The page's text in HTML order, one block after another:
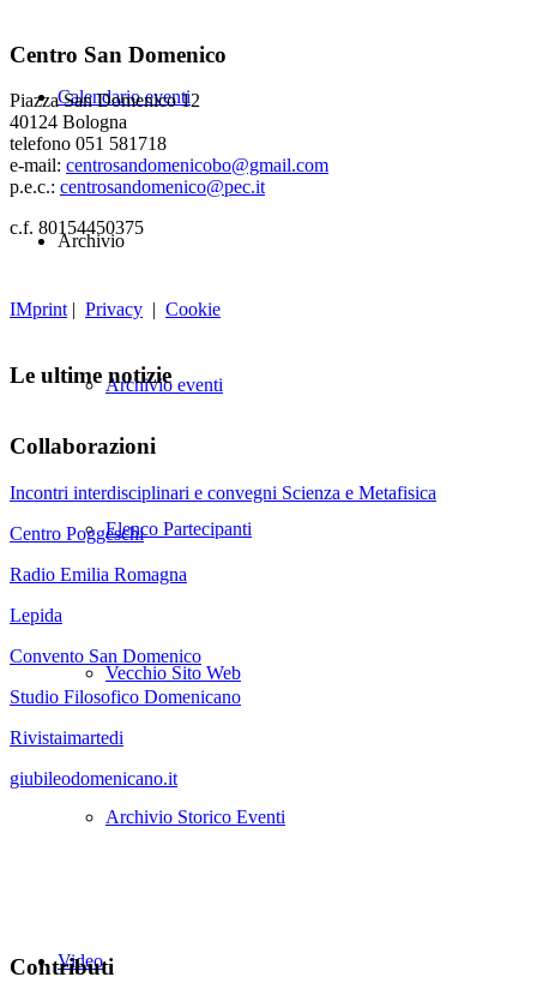
Calendario eventi
Archivio
Archivio eventi
Elenco Partecipanti
Vecchio Sito Web
Archivio Storico Eventi
Video
Centro San Domenico
Piazza San Domenico 12
40124 Bologna
telefono 051 581718
e-mail: centrosandomenicobo@gmail.com
p.e.c.: centrosandomenico@pec.it
c.f. 80154450375
IMprint | Privacy | Cookie
Le ultime notizie
Collaborazioni
Incontri interdisciplinari e convegni Scienza e Metafisica
Centro Poggeschi
Radio Emilia Romagna
Lepida
Convento San Domenico
Studio Filosofico Domenicano
Rivistaimartedi
giubileodomenicano.it
Contributi